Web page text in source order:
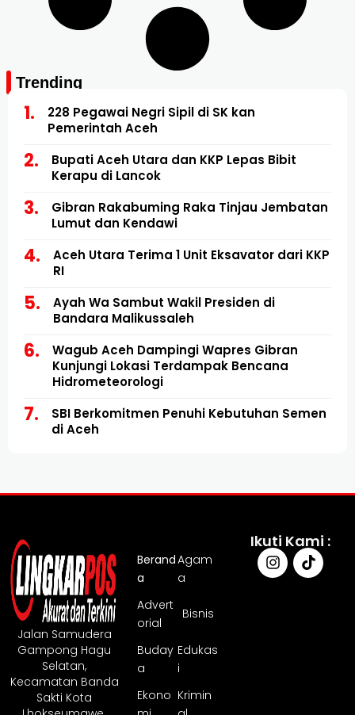
Trending
228 Pegawai Negri Sipil di SK kan
Pemerintah Aceh
Bupati Aceh Utara dan KKP Lepas Bibit
Kerapu di Lancok
Gibran Rakabuming Raka Tinjau Jembatan
Lumut dan Kendawi
Aceh Utara Terima 1 Unit Eksavator dari KKP
RI
Ayah Wa Sambut Wakil Presiden di
Bandara Malikussaleh
Wagub Aceh Dampingi Wapres Gibran
Kunjungi Lokasi Terdampak Bencana
Hidrometeorologi
SBI Berkomitmen Penuhi Kebutuhan Semen
di Aceh
Jalan Samudera
Gampong Hagu
Selatan,
Kecamatan Banda
Sakti Kota
Berand
a
Agam
a
Advert
orial
Bisnis
Buday
a
Edukas
i
Ekono Krimin
Ikuti Kami :